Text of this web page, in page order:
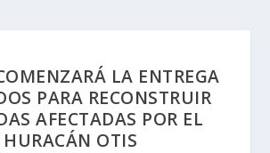
LA ENTREGA
PARA RECONSTRUIR
AFECTADAS POR EL
HURACÁN OTIS